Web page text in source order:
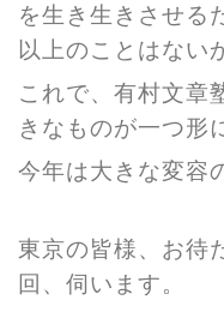
を生き生きさせる
以上のことはない
これで、有村文章
きなものが一つ形
今年は大きな変容
東京の皆様、お待
回、伺います。